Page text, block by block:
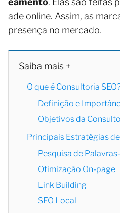
ade online. Assim, as
presença no mercado.
Saiba mais +
O que é Consultoria
Definição e
Objetivos da
Principais Estratégias de
Pesquisa de
Otimização On-page
Link Building
SEO Local